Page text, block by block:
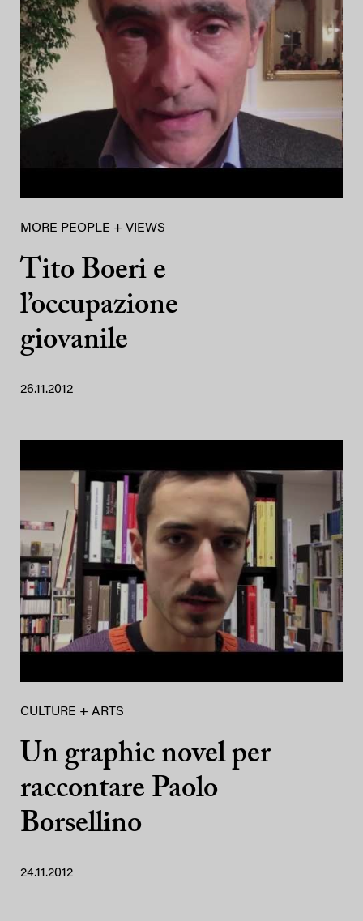
MORE PEOPLE + VIEWS
Tito Boeri e
l’occupazione
giovanile
26.11.2012
CULTURE + ARTS
Un graphic novel per
raccontare Paolo
Borsellino
24.11.2012